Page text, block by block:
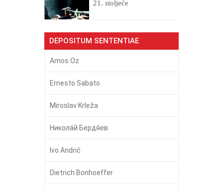
21. stoljeće
DEPOSITUM SENTENTIAE
Amos Oz
Ernesto Sabato
Miroslav Krleža
Никола́й Бердя́ев
Ivo Andrić
Dietrich Bonhoeffer